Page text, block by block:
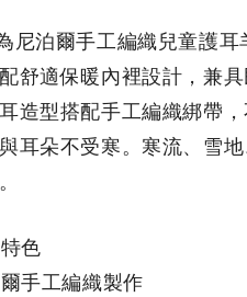
尼泊爾手工編織兒童護耳
舒適保暖內裡設計，兼
造型搭配手工編織綁帶
耳朵不受寒。寒流、雪
色
手工編織製作